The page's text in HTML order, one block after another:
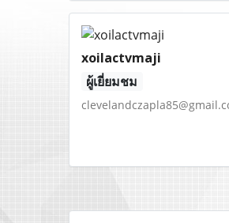
xoilactvmaji
ผู้เยี่ยมชม